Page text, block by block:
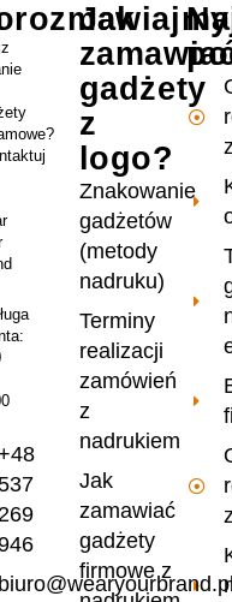
Jak
gadżety
z
logo?
Znakowanie
gadżetów
(metody
nadruku)
Terminy
realizacji
zamówień
z
nadrukiem
Jak
zamawiać
gadżety
firmowe z